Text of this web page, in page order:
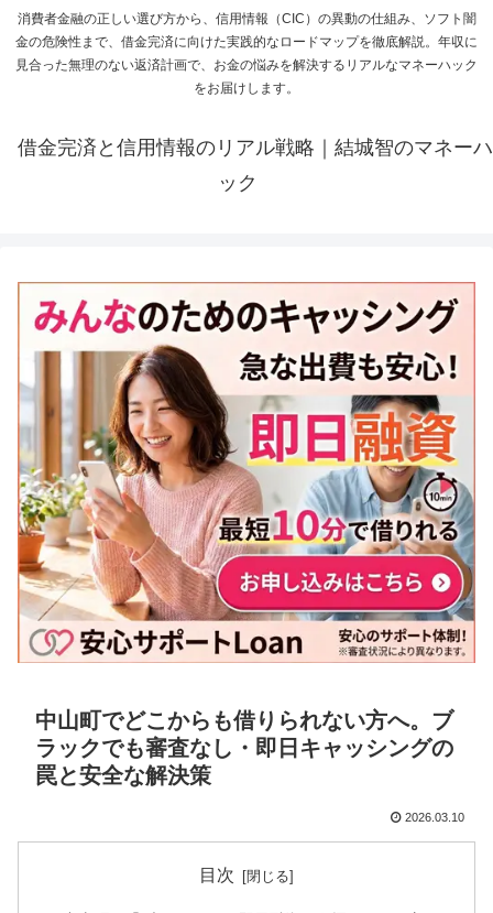
消費者金融の正しい選び方から、信用情報（CIC）の異動の仕組み、ソフト闇
金の危険性まで、借金完済に向けた実践的なロードマップを徹底解説。年収に
見合った無理のない返済計画で、お金の悩みを解決するリアルなマネーハック
をお届けします。
借金完済と信用情報のリアル戦略｜結城智のマネーハ
ック
中山町でどこからも借りられない方へ。ブ
ラックでも審査なし・即日キャッシングの
罠と安全な解決策
2026.03.10
目次